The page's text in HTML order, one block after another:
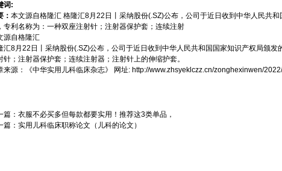
词:
： 本文源自格隆汇 格隆汇8月22日丨采纳股份(.SZ)公布，公司于近日收到中华人民共
专利名称为：一种双座注射针；注射器保护套；连续注射
源自格隆汇
汇8月22日丨采纳股份(.SZ)公布，公司于近日收到中华人民共和国国家知识产权局颁
针；注射器保护套；连续注射器；注射针上的伸缩护套。
来源：
《中华实用儿科临床杂志》 网址: http://www.zhsyeklczz.cn/zonghexinwen/
篇： 衣服不必买多但每款都要实用！推荐这3类单品，
篇： 实用儿科临床职称论文（儿科的论文）